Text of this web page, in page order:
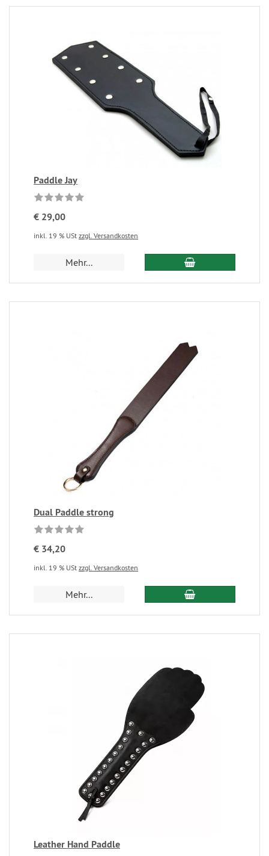
Paddle Jay
€ 29,00
inkl. 19 % USt zzgl. Versandkosten
Mehr...
Dual Paddle strong
€ 34,20
inkl. 19 % USt zzgl. Versandkosten
Mehr...
Leather Hand Paddle